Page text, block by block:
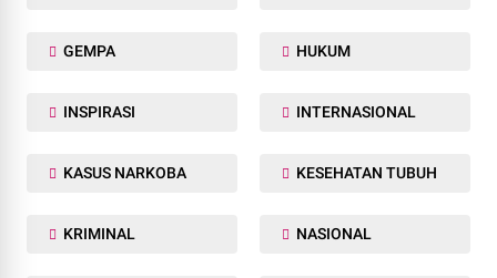
GEMPA HUKUM
INSPIRASI INTERNASIONAL
KASUS NARKOBA KESEHATAN TUBUH
KRIMINAL NASIONAL